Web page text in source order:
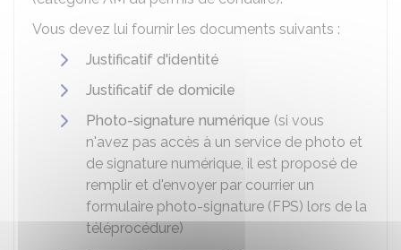
Vous devez lui fournir les documents suivants :
Justificatif d'identité
Justificatif de domicile
Photo-signature numérique (si vous
n'avez pas accès à un service de photo et
de signature numérique, il est proposé de
remplir et d'envoyer par courrier un
formulaire photo-signature (FPS) lors de la
téléprocédure)